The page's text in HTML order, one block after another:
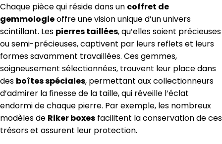
Chaque pièce qui réside dans un coffret de
gemmologieoffre une vision unique d’un univers
scintillant. Les pierres taillées, qu’elles soient précieuses
ou semi-précieuses, captivent par leurs reflets et leurs
formes savamment travaillées. Ces gemmes,
soigneusement sélectionnées, trouvent leur place dans
des boîtes spéciales, permettant aux collectionneurs
d’admirer la finesse de la taille, qui réveille l’éclat
endormi de chaque pierre. Par exemple, les nombreux
modèles de Riker boxes facilitent la conservation de ces
trésors et assurent leur protection.